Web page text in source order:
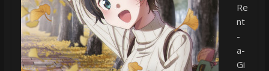
Re
nt
-
a-
Gi